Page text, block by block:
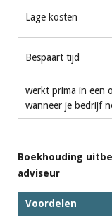
Lage kosten
Bespaart tijd
werkt prima in een
wanneer je bedrijf
Boekhouding
adviseur
Voordelen